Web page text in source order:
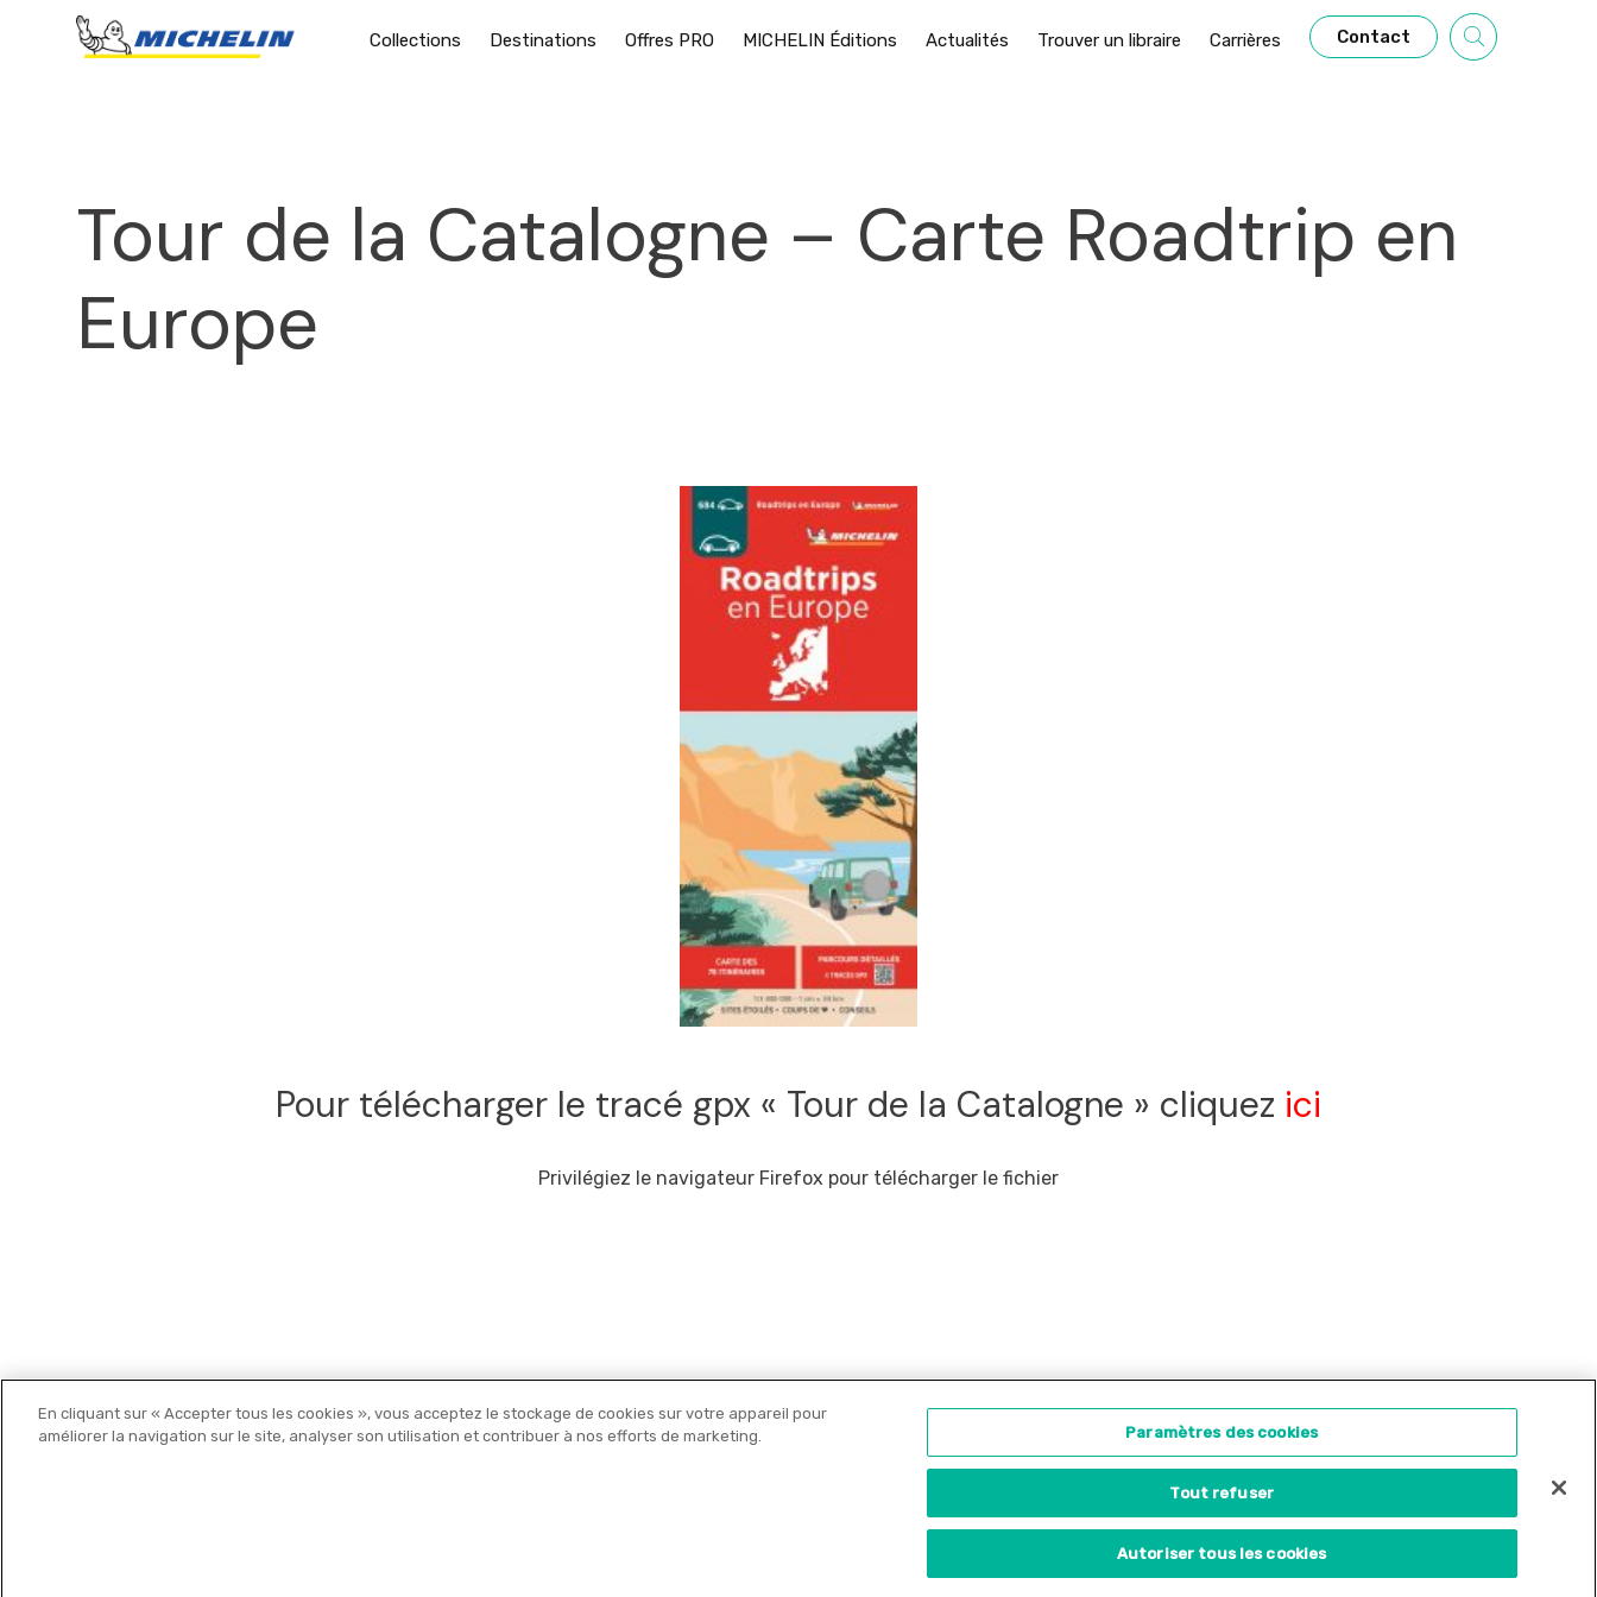
Collections Destinations Offres PRO MICHELIN Éditions Actualités Trouver un libraire Carrières Contact
Tour de la Catalogne – Carte Roadtrip en
Europe
Pour télécharger le tracé gpx « Tour de la Catalogne » cliquez ici
Privilégiez le navigateur Firefox pour télécharger le fichier
Michelin Editions Nos libraires Offres PRO Actualités
Paramètres des cookies Site internet créé parAdveris
En cliquant sur « Accepter tous les cookies », vous acceptez le stockage de cookies sur votre appareil pour
améliorer la navigation sur le site, analyser son utilisation et contribuer à nos efforts de marketing.
Paramètres des cookies
Tout refuser
Autoriser tous les cookies